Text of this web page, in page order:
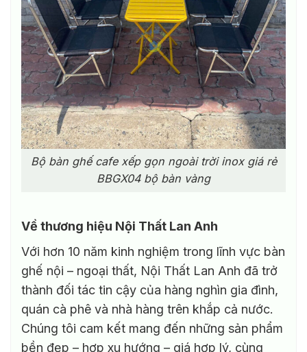
Bộ bàn ghế cafe xếp gọn ngoài trời inox giá rẻ
BBGX04 bộ bàn vàng
Về thương hiệu Nội Thất Lan Anh
Với hơn 10 năm kinh nghiệm trong lĩnh vực bàn
ghế nội – ngoại thất, Nội Thất Lan Anh đã trở
thành đối tác tin cậy của hàng nghìn gia đình,
quán cà phê và nhà hàng trên khắp cả nước.
Chúng tôi cam kết mang đến những sản phẩm
bền đẹp – hợp xu hướng – giá hợp lý, cùng